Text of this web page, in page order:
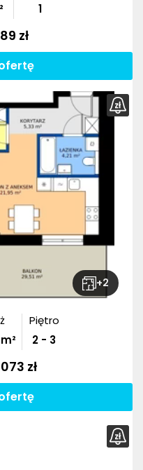
1
zł
+2
m²
Piętro
2 - 3
zł